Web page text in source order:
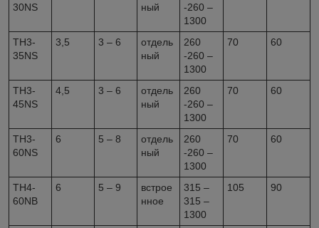
30NS
ный
-260 –
1300
TH3-
35NS
3,5 3 – 6
отдель
ный
260
-260 –
1300
70 60
TH3-
45NS
4,5 3 – 6
отдель
ный
260
-260 –
1300
70 60
TH3-
60NS
6 5 – 8
отдель
ный
260
-260 –
1300
70 60
TH4-
60NB
6 5 – 9
встрое
нное
315 –
315 –
1300
105 90